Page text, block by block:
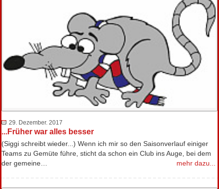
29. Dezember. 2017
...Früher war alles besser
(Siggi schreibt wieder...) Wenn ich mir so den Saisonverlauf einiger
Teams zu Gemüte führe, sticht da schon ein Club ins Auge, bei dem
der gemeine…
mehr dazu...